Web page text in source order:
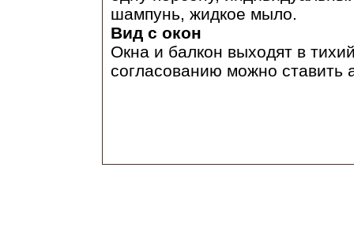
шампунь, жидкое мыло.
Вид с окон
Окна и балкон выходят в
согласованию можно ставить